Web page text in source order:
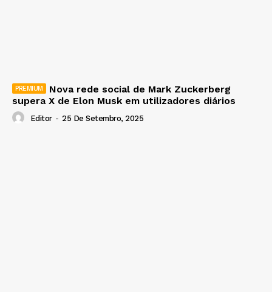
Nova rede social de Mark Zuckerberg
supera X de Elon Musk em utilizadores diários
Editor - 25 De Setembro, 2025